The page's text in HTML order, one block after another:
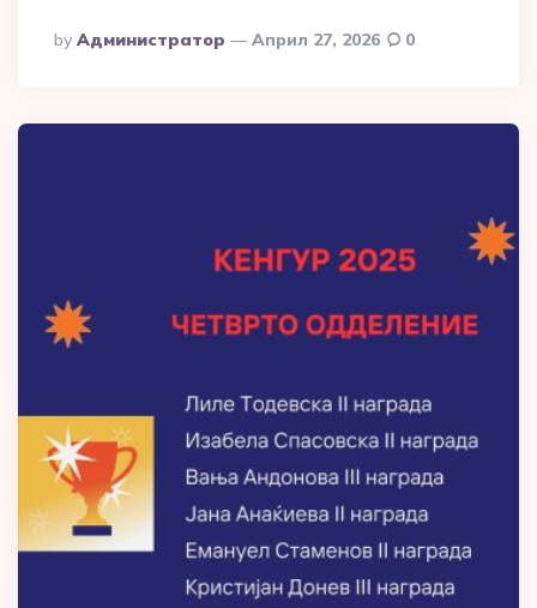
Posted
By
By Администратор Април 27, 2026 0